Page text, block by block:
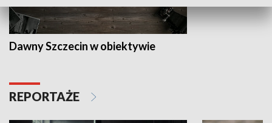
Dawny Szczecin w obiektywie
REPORTAŻE